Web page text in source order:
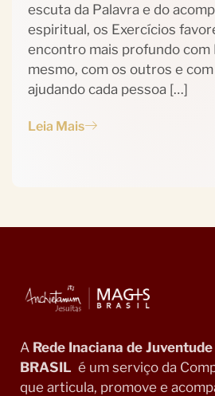
escuta da Palavra e do
espiritual, os Exercícios
encontro mais profundo com
mesmo, com os outros e
ajudando cada pessoa […]
Leia Mais
A Rede Inaciana de
BRASIL é um serviço da
que articula, promove e